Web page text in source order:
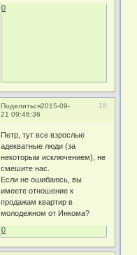
0
Поделиться 18
2015-09-
21 09:46:36
Петр, тут все взрослые
адекватные люди (за
некоторым исключением), не
смешите нас.
Если не ошибаюсь, вы
имеете отношение к
продажам квартир в
молодежном от Инкома?
0